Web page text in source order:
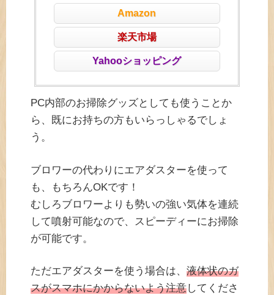
Amazon
楽天市場
Yahooショッピング
PC内部のお掃除グッズとしても使うことか
ら、既にお持ちの方もいらっしゃるでしょ
う。
ブロワーの代わりにエアダスターを使って
も、もちろんOKです！
むしろブロワーよりも勢いの強い気体を連続
して噴射可能なので、スピーディーにお掃除
が可能です。
ただエアダスターを使う場合は、 液体状のガ
スがスマホにかからないよう注意してくださ